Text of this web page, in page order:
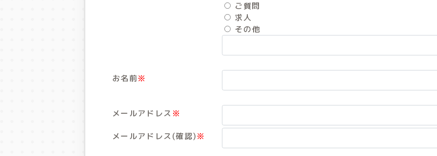
ご質問
求人
その他
お名前※
メールアドレス ※
メールアドレス(確認)※